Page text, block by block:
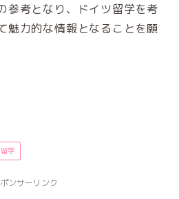
参考となり、ドイツ留学を考
魅力的な情報となることを願
学
ンサーリンク